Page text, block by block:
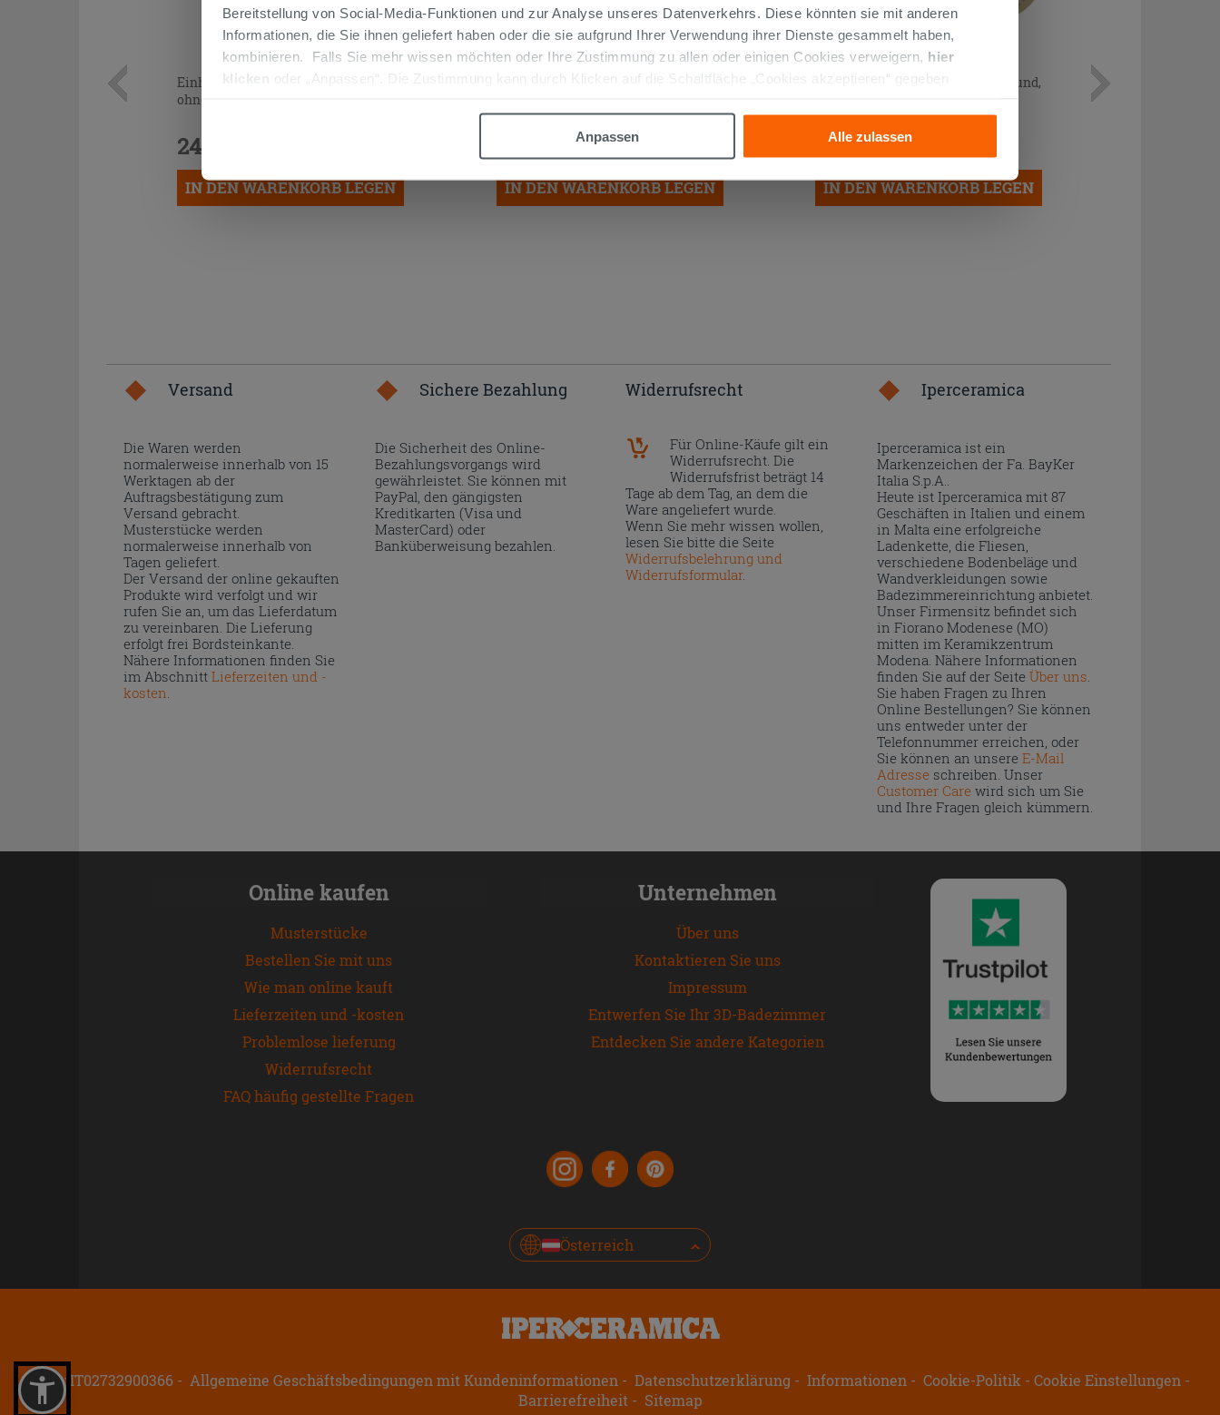
Bereitstellung von Social-Media-Funktionen und zur Analyse unseres Datenverkehrs. Diese könnten sie mit anderen
Informationen, die Sie ihnen geliefert haben oder die sie aufgrund Ihrer Verwendung ihrer Dienste gesammelt haben,
kombinieren. Falls Sie mehr wissen möchten oder Ihre Zustimmung zu allen oder einigen Cookies verweigern, hier
klicken
oder „Anpassen“. Die Zustimmung kann durch Klicken auf die Schaltfläche „Cookies akzeptieren“ gegeben
Anpassen
Alle zulassen
Einhebelarmatur für Bidet STELO
ohne Abfluss, satiniertes Gold
248,90 €
IN DEN WARENKORB LEGEN
Duscharm STELO 40 cm rund
/STK.
IN DEN WARENKORB LEGEN
Duschkopf STELO Ø25 cm Stahl rund,
338,90 €
IN DEN WARENKORB LEGEN
Versand
Die Waren werden
normalerweise innerhalb von 15
Werktagen ab der
Auftragsbestätigung zum
Versand gebracht.
Musterstücke werden
normalerweise innerhalb von
Tagen geliefert.
Der Versand der online gekauften
Produkte wird verfolgt und wir
rufen Sie an, um das Lieferdatum
zu vereinbaren. Die Lieferung
erfolgt frei Bordsteinkante.
Nähere Informationen finden Sie
im Abschnitt Lieferzeiten und -
kosten.
Sichere Bezahlung
Die Sicherheit des Online-
Bezahlungsvorgangs wird
gewährleistet. Sie können mit
PayPal, den gängigsten
Kreditkarten (Visa und
MasterCard) oder
Banküberweisung bezahlen.
Widerrufsrecht
Für Online-Käufe gilt ein
Widerrufsrecht. Die
Widerrufsfrist beträgt 14
Tage ab dem Tag, an dem die
Ware angeliefert wurde.
Wenn Sie mehr wissen wollen,
lesen Sie bitte die Seite
Widerrufsbelehrung und
Widerrufsformular.
Iperceramica
Iperceramica ist ein
Markenzeichen der Fa. BayKer
Italia S.p.A..
Heute ist Iperceramica mit 87
Geschäften in Italien und einem
in Malta eine erfolgreiche
Ladenkette, die Fliesen,
verschiedene Bodenbeläge und
Wandverkleidungen sowie
Badezimmereinrichtung anbietet.
Unser Firmensitz befindet sich
in Fiorano Modenese (MO)
mitten im Keramikzentrum
Modena. Nähere Informationen
finden Sie auf der Seite Über uns.
Sie haben Fragen zu Ihren
Online Bestellungen? Sie können
uns entweder unter der
Telefonnummer erreichen, oder
Sie können an unsere E-Mail
Adresseschreiben. Unser
Customer Carewird sich um Sie
und Ihre Fragen gleich kümmern.
Online kaufen
Musterstücke
Bestellen Sie mit uns
Wie man online kauft
Lieferzeiten und -kosten
Problemlose lieferung
Widerrufsrecht
FAQ häufig gestellte Fragen
Unternehmen
Über uns
Kontaktieren Sie uns
Impressum
Entwerfen Sie Ihr 3D-Badezimmer
Entdecken Sie andere Kategorien
Österreich
P.IVA: IT02732900366 Allgemeine Geschäftsbedingungen mit Kundeninformationen Datenschutzerklärung Informationen Cookie-Politik
Cookie Einstellungen
Barrierefreiheit
Sitemap